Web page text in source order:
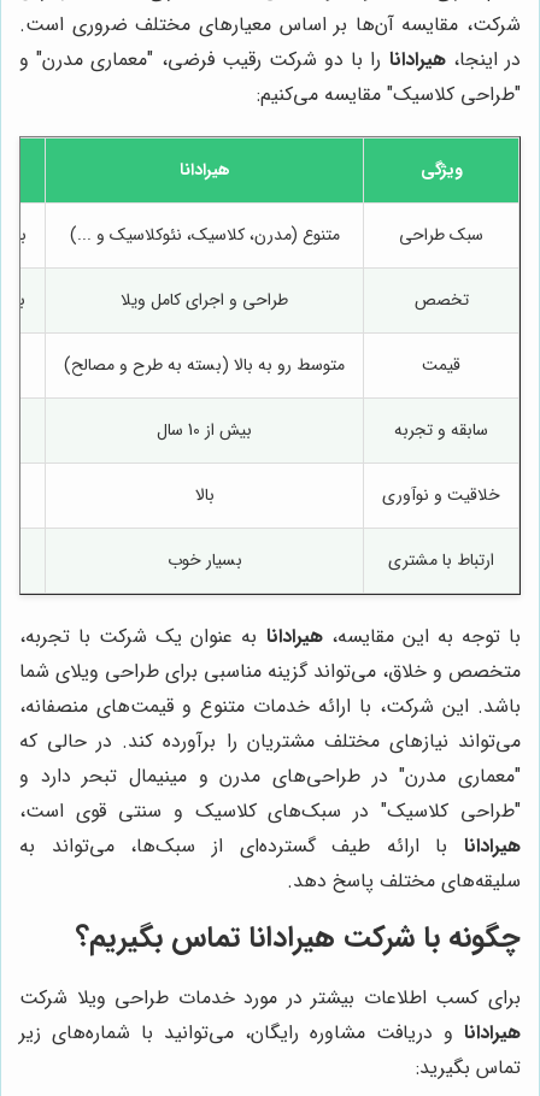
شرکت، مقایسه آن‌ها بر اساس معیارهای مختلف ضروری است.
در اینجا،هیرادانا را با دو شرکت رقیب فرضی، "معماری مدرن" و
"طراحی کلاسیک" مقایسه می‌کنیم:
ویژگی هیرادانا
سبک طراحی متنوع (مدرن، کلاسیک، نئوکلاسیک و ...)
تخصص طراحی و اجرای کامل ویلا
قیمت متوسط رو به بالا (بسته به طرح و مصالح)
سابقه و تجربه بیش از 10 سال
خلاقیت و نوآوری بالا
ارتباط با مشتری بسیار خوب
با توجه به این مقایسه،هیرادانا به عنوان یک شرکت با تجربه،
متخصص و خلاق، می‌تواند گزینه مناسبی برای طراحی ویلای شما
باشد. این شرکت، با ارائه خدمات متنوع و قیمت‌های منصفانه،
می‌تواند نیازهای مختلف مشتریان را برآورده کند. در حالی که
"معماری مدرن" در طراحی‌های مدرن و مینیمال تبحر دارد و
"طراحی کلاسیک" در سبک‌های کلاسیک و سنتی قوی است،
هیرادانا با ارائه طیف گسترده‌ای از سبک‌ها، می‌تواند به
سلیقه‌های مختلف پاسخ دهد.
چگونه با شرکت هیرادانا تماس بگیریم؟
برای کسب اطلاعات بیشتر در مورد خدمات طراحی ویلا شرکت
هیرادانا و دریافت مشاوره رایگان، می‌توانید با شماره‌های زیر
تماس بگیرید: